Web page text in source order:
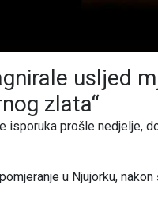
usljed
zlata“
isporuka prošle nedjelje,
u Njujorku,